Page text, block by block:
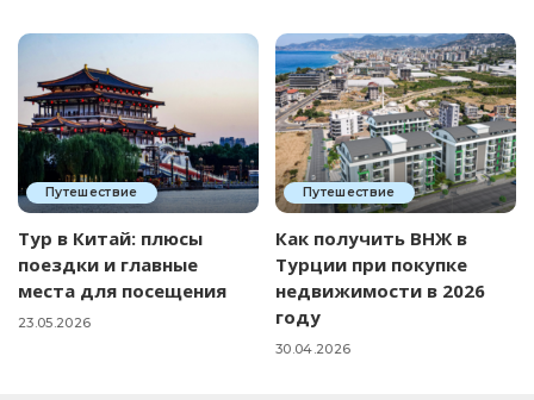
Путешествие
Тур в Китай: плюсы
поездки и главные
места для посещения
23.05.2026
Путешествие
Как получить ВНЖ в
Турции при покупке
недвижимости в 2026
году
30.04.2026